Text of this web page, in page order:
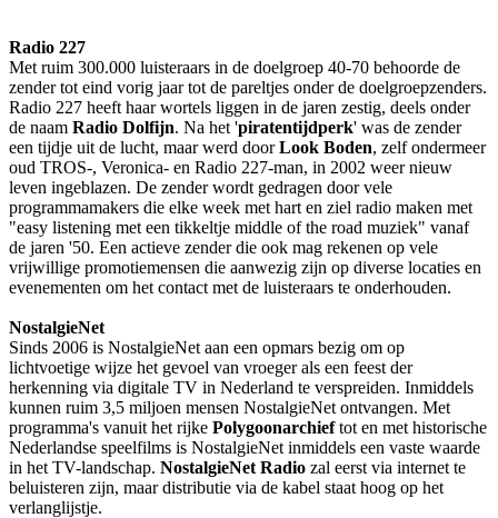
Radio 227
Met ruim 300.000 luisteraars in de doelgroep 40-70 behoorde de
zender tot eind vorig jaar tot de pareltjes onder de doelgroepzenders.
Radio 227 heeft haar wortels liggen in de jaren zestig, deels onder
de naam Radio Dolfijn. Na het 'piratentijdperk' was de zender
een tijdje uit de lucht, maar werd doorLook Boden, zelf ondermeer
oud TROS-, Veronica- en Radio 227-man, in 2002 weer nieuw
leven ingeblazen. De zender wordt gedragen door vele
programmamakers die elke week met hart en ziel radio maken met
"easy listening met een tikkeltje middle of the road muziek" vanaf
de jaren '50. Een actieve zender die ook mag rekenen op vele
vrijwillige promotiemensen die aanwezig zijn op diverse locaties en
evenementen om het contact met de luisteraars te onderhouden.
NostalgieNet
Sinds 2006 is NostalgieNet aan een opmars bezig om op
lichtvoetige wijze het gevoel van vroeger als een feest der
herkenning via digitale TV in Nederland te verspreiden. Inmiddels
kunnen ruim 3,5 miljoen mensen NostalgieNet ontvangen. Met
programma's vanuit het rijke Polygoonarchieftot en met historische
Nederlandse speelfilms is NostalgieNet inmiddels een vaste waarde
in het TV-landschap. NostalgieNet Radio zal eerst via internet te
beluisteren zijn, maar distributie via de kabel staat hoog op het
verlanglijstje.